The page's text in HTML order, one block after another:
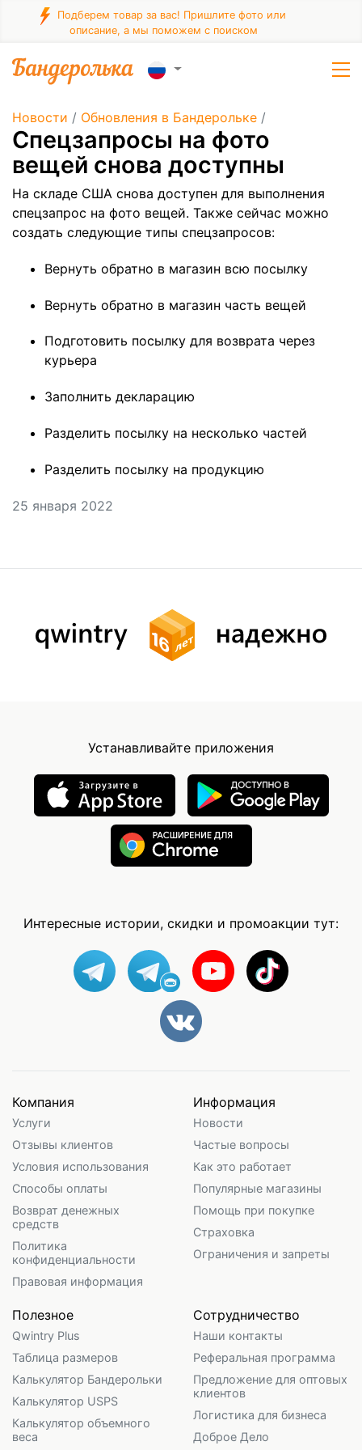
Подберем товар за вас! Пришлите фото или
описание, а мы поможем с поиском
Новости / Обновления в Бандерольке /
Cпецзапросы на фото
вещей снова доступны
На складе США снова доступен для выполнения
спецзапрос на фото вещей. Также сейчас можно
создать следующие типы спецзапросов:
Вернуть обратно в магазин всю посылку
Вернуть обратно в магазин часть вещей
Подготовить посылку для возврата через
курьера
Заполнить декларацию
Разделить посылку на несколько частей
Разделить посылку на продукцию
25 января 2022
Устанавливайте приложения
Интересные истории, скидки и промоакции тут:
Компания
Услуги
Отзывы клиентов
Условия использования
Способы оплаты
Возврат денежных
средств
Политика
конфиденциальности
Правовая информация
Информация
Новости
Частые вопросы
Как это работает
Популярные магазины
Помощь при покупке
Страховка
Ограничения и запреты
Полезное
Qwintry Plus
Таблица размеров
Калькулятор Бандерольки
Калькулятор USPS
Калькулятор объемного
веса
Сотрудничество
Наши контакты
Реферальная программа
Предложение для оптовых
клиентов
Логистика для бизнеса
Доброе Дело